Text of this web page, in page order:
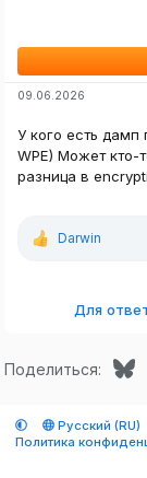
09.06.2026
У кого есть дамп
WPE) Может кто-
разница в
Р
:
Darwin
Для
Поделиться:
Русский (RU)
Политика